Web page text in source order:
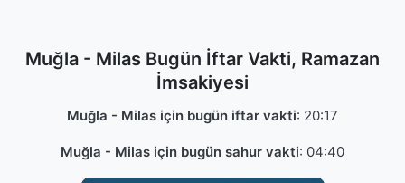
Muğla - Milas Bugün İftar Vakti, Ramazan
İmsakiyesi
Muğla - Milas için bugün iftar vakti: 20:17
Muğla - Milas için bugün sahur vakti: 04:40